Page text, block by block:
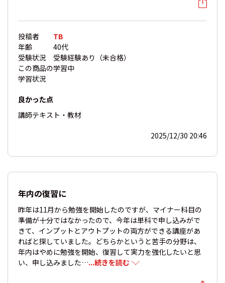
投稿者
TB
年齢
40代
受験状況
受験経験あり（未合格）
この商品の
学習状況
学習中
良かった点
講師テキスト・教材
2025/12/30 20:46
年内の復習に
昨年は11月から勉強を開始したのですが、マイナー科目の
準備が十分ではなかったので、今年は単科で申し込みがで
きて、インプットとアウトプットの両方ができる講座があ
ればと探していました。どちらかというと苦手の分野は、
年内はやめに勉強を開始、復習して実力を強化したいと思
い、申し込みました…...続きを読む